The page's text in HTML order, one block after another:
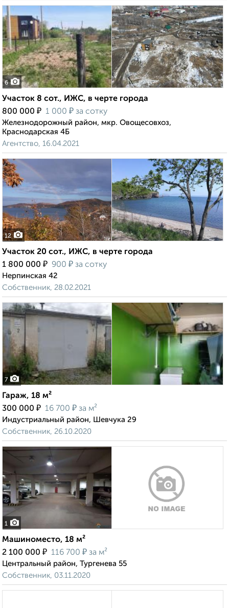
6
Участок 8 сот., ИЖС, в черте города
800 000 ₽ 1 000 ₽ за сотку
Железнодорожный район, мкр. Овощесовхоз,
Краснодарская 4Б
Агентство, 16.04.2021
12
Участок 20 сот., ИЖС, в черте города
1 800 000 ₽ 900 ₽ за сотку
Нерпинская 42
Собственник, 28.02.2021
7
Гараж, 18 м²
300 000 ₽ 16 700 ₽ за м²
Индустриальный район, Шевчука 29
Собственник, 26.10.2020
1
Машиноместо, 18 м²
2 100 000 ₽ 116 700 ₽ за м²
Центральный район, Тургенева 55
Собственник, 03.11.2020